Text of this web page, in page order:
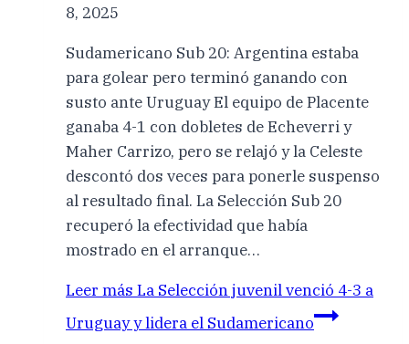
8, 2025
Sudamericano Sub 20: Argentina estaba
para golear pero terminó ganando con
susto ante Uruguay El equipo de Placente
ganaba 4-1 con dobletes de Echeverri y
Maher Carrizo, pero se relajó y la Celeste
descontó dos veces para ponerle suspenso
al resultado final. La Selección Sub 20
recuperó la efectividad que había
mostrado en el arranque…
Leer más La Selección juvenil venció 4-3 a
Uruguay y lidera el Sudamericano